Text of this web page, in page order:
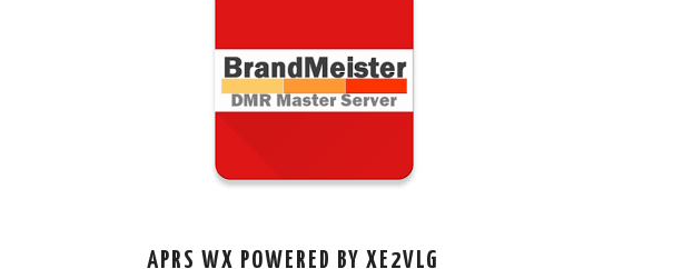
APRS WX POWERED BY XE2VLG